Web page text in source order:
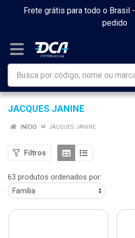
Frete grátis para todo o Brasil -
pedido
JACQUES JANINE
INÍCIO JACQUES JANINE
Filtros
63 produtos ordenados por: